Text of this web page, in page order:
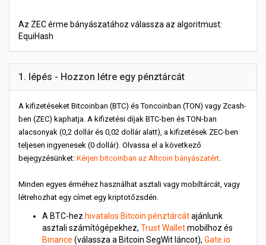
Az ZEC érme bányászatához válassza az algoritmust:
EquiHash
1. lépés - Hozzon létre egy pénztárcát
A kifizetéseket Bitcoinban (BTC) és Toncoinban (TON) vagy Zcash-
ben (ZEC) kaphatja. A kifizetési díjak BTC-ben és TON-ban
alacsonyak (0,2 dollár és 0,02 dollár alatt), a kifizetések ZEC-ben
teljesen ingyenesek (0 dollár). Olvassa el a következő
bejegyzésünket: Kérjen bitcoinban az Altcoin bányászatért.
Minden egyes érméhez használhat asztali vagy mobiltárcát, vagy
létrehozhat egy címet egy kriptotőzsdén.
A BTC-hez hivatalos Bitcoin pénztárcátajánlunk
asztali számítógépekhez, Trust Walletmobilhoz és
Binance (válassza a Bitcoin SegWit láncot), Gate.io